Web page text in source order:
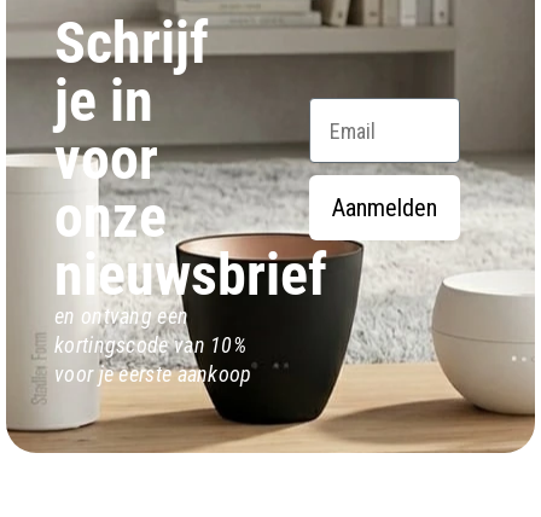
Schrijf
je in
voor
onze
nieuwsbrief
en ontvang een
kortingscode van 10%
voor je eerste aankoop
Email
Aanmelden